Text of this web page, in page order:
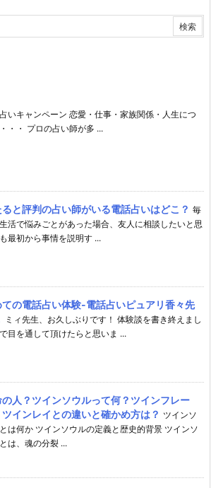
いキャンペーン 恋愛・仕事・家族関係・人生につ
・・ プロの占い師が多 ...
ると評判の占い師がいる電話占いはどこ？ 毎
活で悩みごとがあった場合、友人に相談したいと思
最初から事情を説明す ...
ての電話占い体験-電話占いピュアリ香々先
ミィ先生、お久しぶりです！ 体験談を書き終えまし
目を通して頂けたらと思いま ...
人？ツインソウルって何？ツインフレー
ツインレイとの違いと確かめ方は？ ツインソ
は何か ツインソウルの定義と歴史的背景 ツインソ
は、魂の分裂 ...